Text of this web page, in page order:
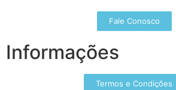
Fale Conosco
Informações
Termos e Condições